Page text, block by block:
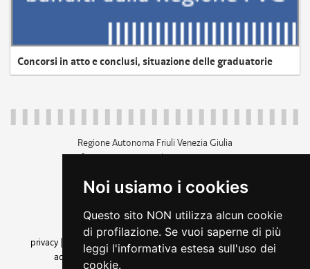
Noi usiamo i cookies
Questo sito NON utilizza alcun cookie
di profilazione. Se vuoi saperne di più
leggi l'informativa estesa sull'uso dei
cookie.
Concorsi in atto e conclusi, situazione delle graduatorie
Regione Autonoma Friuli Venezia Giulia
c.f. 80014930327; p.iva 00526040324
+39 040 3771111
amministrazione trasparente
privacy
cookie |note legali accessibilità
dichiarazione di
accessibilità| feedback cambio preferenze cookie